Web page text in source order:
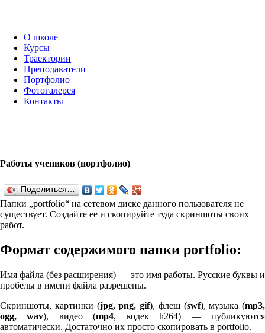
О школе
Курсы
Траектории
Преподаватели
Портфолио
Фотогалерея
Контакты
Работы учеников (портфолио)
Поделиться…
Папки „port­fo­lio“ на сетевом диске данного пользователя не
существует. Создайте ее и скопируйте туда скриншоты своих
работ.
Формат содержимого папки port­fo­lio:
Имя файла (без расширения) — это имя работы. Русские буквы и
пробелы в имени файла разрешены.
Скриншоты, картинки (jpg, png, gif), флеш (swf), музыка (mp3,
ogg, wav), видео (mp4, кодек h264) — публикуются
автоматически. Достаточно их просто скопировать в port­fo­lio.